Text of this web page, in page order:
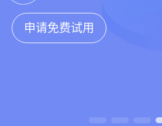
申请免费试用
申请免费试用
申请免费试用
申请免费试用